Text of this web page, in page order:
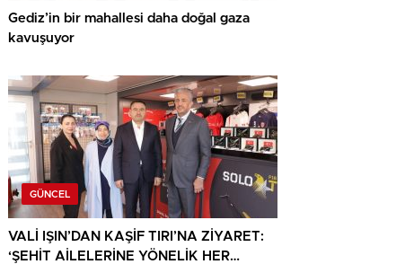
Gediz’in bir mahallesi daha doğal gaza
kavuşuyor
GÜNCEL
VALİ IŞIN’DAN KAŞİF TIRI’NA ZİYARET:
‘ŞEHİT AİLELERİNE YÖNELİK HER